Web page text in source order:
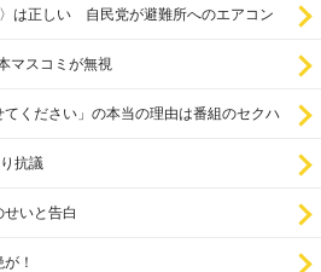
〉は正しい 自民党が避難所へのエアコン
マスコミが無視
ください」の本当の理由は番組のセクハ
抗議
いと告白
！